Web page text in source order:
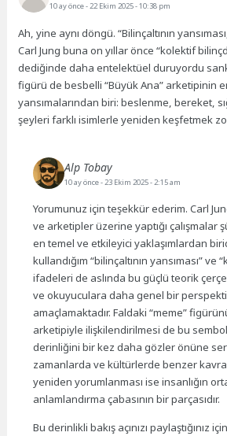
10 ay önce- 22 Ekim 2025 - 10:38 pm
Ah, yine aynı döngü. “Bilinçaltının
Carl Jung buna on yıllar önce “kolektif
dediğinde daha entelektüel duruyordu
figürü de besbelli “Büyük Ana” arketipinin
yansımalarından biri: beslenme, bereket,
şeyleri farklı isimlerle yeniden keşfetmek
Alp Tobay
10 ay önce- 23 Ekim 2025 - 2:15 am
Yorumunuz için teşekkür ederim. Carl
ve arketipler üzerine yaptığı çalışmalar
en temel ve etkileyici yaklaşımlardan
kullandığım “bilinçaltının yansıması” ve
ifadeleri de aslında bu güçlü teorik
ve okuyuculara daha genel bir
amaçlamaktadır. Faldaki “meme”
arketipiyle ilişkilendirilmesi de bu
derinliğini bir kez daha gözler önüne
zamanlarda ve kültürlerde benzer
yeniden yorumlanması ise insanlığın
anlamlandırma çabasının bir parçasıdır.
Bu derinlikli bakış açınızı paylaştığınız